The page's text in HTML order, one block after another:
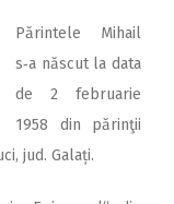
Părintele Mihail
s‑a născut la data
de 2 februarie
1958 din părinţii
jud. Galați.